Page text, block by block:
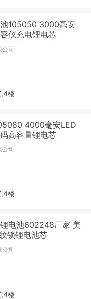
105050 3000毫安
仪充电锂电芯
公司
4楼
4000毫安LED
高容量锂电芯
公司
4楼
电池602248厂家 美
锁锂电池芯
公司
4楼